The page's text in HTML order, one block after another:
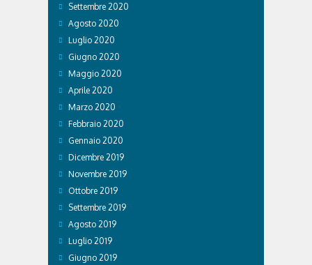
Settembre 2020
Agosto 2020
Luglio 2020
Giugno 2020
Maggio 2020
Aprile 2020
Marzo 2020
Febbraio 2020
Gennaio 2020
Dicembre 2019
Novembre 2019
Ottobre 2019
Settembre 2019
Agosto 2019
Luglio 2019
Giugno 2019